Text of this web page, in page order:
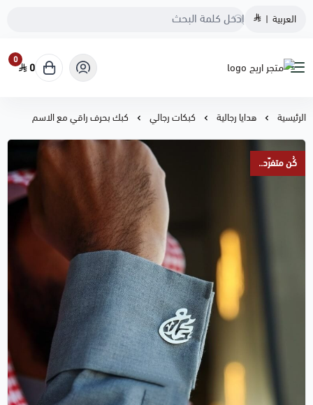
العربية |
متجر اريج
0
0
الرئيسية هدايا رجالية كبكات رجالي كبك بحرف راقي مع الاسم
كُن متفرّد..